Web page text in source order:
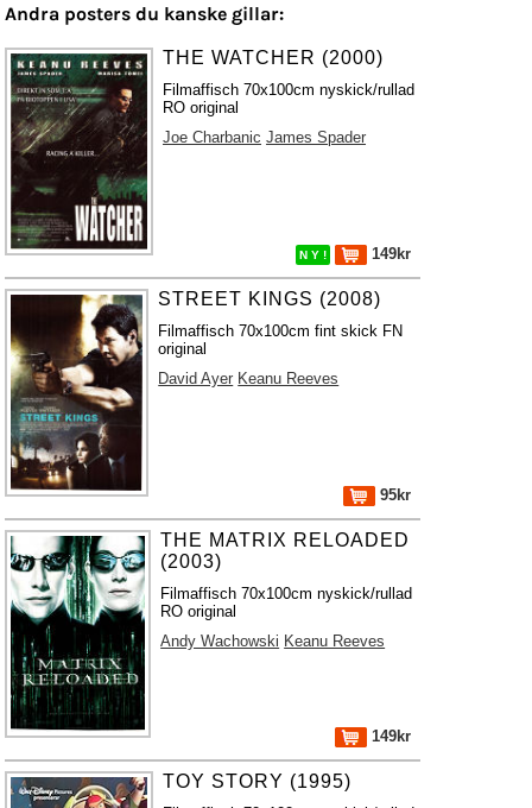
Andra posters du kanske gillar:
THE WATCHER (2000)
Filmaffisch 70x100cm nyskick/rullad
RO original
Joe Charbanic James Spader
N Y ! 149kr
STREET KINGS (2008)
Filmaffisch 70x100cm fint skick FN
original
David Ayer Keanu Reeves
95kr
THE MATRIX RELOADED
(2003)
Filmaffisch 70x100cm nyskick/rullad
RO original
Andy Wachowski Keanu Reeves
149kr
TOY STORY (1995)